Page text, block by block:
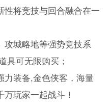
将竞技与回合融合在一
攻城略地等强势竞技系
具可无限购买；
力装备,金色侠客，海量
玩家一起战斗！